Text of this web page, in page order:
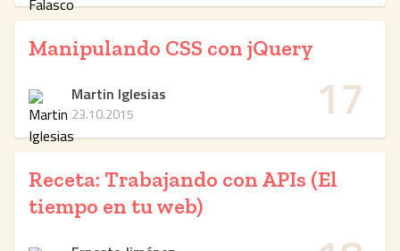
17
Manipulando CSS con jQuery
Martin Iglesias
23.10.2015
Receta: Trabajando con APIs (El
tiempo en tu web)